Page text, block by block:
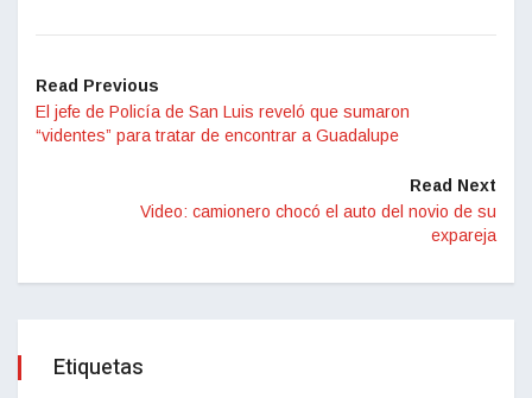
Read Previous
El jefe de Policía de San Luis reveló que sumaron
“videntes” para tratar de encontrar a Guadalupe
Read Next
Video: camionero chocó el auto del novio de su
expareja
Etiquetas